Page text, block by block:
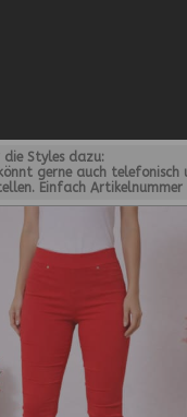
die Styles dazu:
gerne auch telefonisch
Einfach